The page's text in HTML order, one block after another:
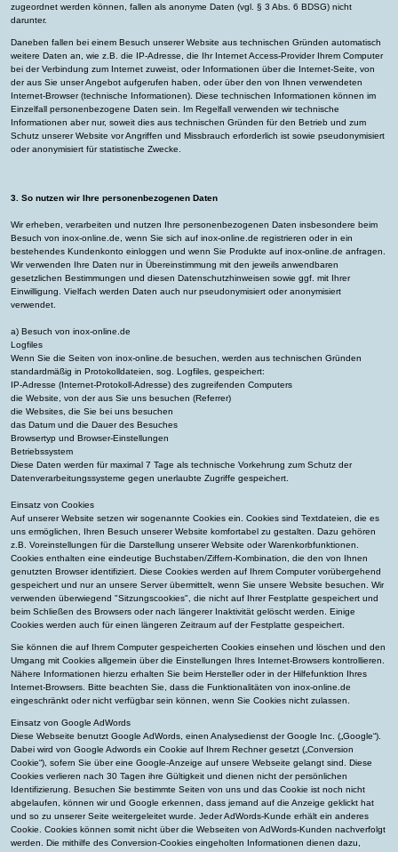
zugeordnet werden können, fallen als anonyme Daten (vgl. § 3 Abs. 6 BDSG) nicht
darunter.
Daneben fallen bei einem Besuch unserer Website aus technischen Gründen automatisch
weitere Daten an, wie z.B. die IP-Adresse, die Ihr Internet Access-Provider Ihrem Computer
bei der Verbindung zum Internet zuweist, oder Informationen über die Internet-Seite, von
der aus Sie unser Angebot aufgerufen haben, oder über den von Ihnen verwendeten
Internet-Browser (technische Informationen). Diese technischen Informationen können im
Einzelfall personenbezogene Daten sein. Im Regelfall verwenden wir technische
Informationen aber nur, soweit dies aus technischen Gründen für den Betrieb und zum
Schutz unserer Website vor Angriffen und Missbrauch erforderlich ist sowie pseudonymisiert
oder anonymisiert für statistische Zwecke.
3. So nutzen wir Ihre personenbezogenen Daten
Wir erheben, verarbeiten und nutzen Ihre personenbezogenen Daten insbesondere beim
Besuch von inox-online.de, wenn Sie sich auf inox-online.de registrieren oder in ein
bestehendes Kundenkonto einloggen und wenn Sie Produkte auf inox-online.de anfragen.
Wir verwenden Ihre Daten nur in Übereinstimmung mit den jeweils anwendbaren
gesetzlichen Bestimmungen und diesen Datenschutzhinweisen sowie ggf. mit Ihrer
Einwilligung. Vielfach werden Daten auch nur pseudonymisiert oder anonymisiert
verwendet.
a) Besuch von inox-online.de
Logfiles
Wenn Sie die Seiten von inox-online.de besuchen, werden aus technischen Gründen
standardmäßig in Protokolldateien, sog. Logfiles, gespeichert:
IP-Adresse (Internet-Protokoll-Adresse) des zugreifenden Computers
die Website, von der aus Sie uns besuchen (Referrer)
die Websites, die Sie bei uns besuchen
das Datum und die Dauer des Besuches
Browsertyp und Browser-Einstellungen
Betriebssystem
Diese Daten werden für maximal 7 Tage als technische Vorkehrung zum Schutz der
Datenverarbeitungssysteme gegen unerlaubte Zugriffe gespeichert.
Einsatz von Cookies
Auf unserer Website setzen wir sogenannte Cookies ein. Cookies sind Textdateien, die es
uns ermöglichen, Ihren Besuch unserer Website komfortabel zu gestalten. Dazu gehören
z.B. Voreinstellungen für die Darstellung unserer Website oder Warenkorbfunktionen.
Cookies enthalten eine eindeutige Buchstaben/Ziffern-Kombination, die den von Ihnen
genutzten Browser identifiziert. Diese Cookies werden auf Ihrem Computer vorübergehend
gespeichert und nur an unsere Server übermittelt, wenn Sie unsere Website besuchen. Wir
verwenden überwiegend "Sitzungscookies", die nicht auf Ihrer Festplatte gespeichert und
beim Schließen des Browsers oder nach längerer Inaktivität gelöscht werden. Einige
Cookies werden auch für einen längeren Zeitraum auf der Festplatte gespeichert.
Sie können die auf Ihrem Computer gespeicherten Cookies einsehen und löschen und den
Umgang mit Cookies allgemein über die Einstellungen Ihres Internet-Browsers kontrollieren.
Nähere Informationen hierzu erhalten Sie beim Hersteller oder in der Hilfefunktion Ihres
Internet-Browsers. Bitte beachten Sie, dass die Funktionalitäten von inox-online.de
eingeschränkt oder nicht verfügbar sein können, wenn Sie Cookies nicht zulassen.
Einsatz von Google AdWords
Diese Webseite benutzt Google AdWords, einen Analysedienst der Google Inc. („Google“).
Dabei wird von Google Adwords ein Cookie auf Ihrem Rechner gesetzt („Conversion
Cookie“), sofern Sie über eine Google-Anzeige auf unsere Webseite gelangt sind. Diese
Cookies verlieren nach 30 Tagen ihre Gültigkeit und dienen nicht der persönlichen
Identifizierung. Besuchen Sie bestimmte Seiten von uns und das Cookie ist noch nicht
abgelaufen, können wir und Google erkennen, dass jemand auf die Anzeige geklickt hat
und so zu unserer Seite weitergeleitet wurde. Jeder AdWords-Kunde erhält ein anderes
Cookie. Cookies können somit nicht über die Webseiten von AdWords-Kunden nachverfolgt
werden. Die mithilfe des Conversion-Cookies eingeholten Informationen dienen dazu,